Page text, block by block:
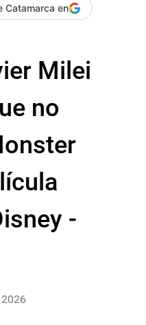
Catamarca en
Milei
no
-